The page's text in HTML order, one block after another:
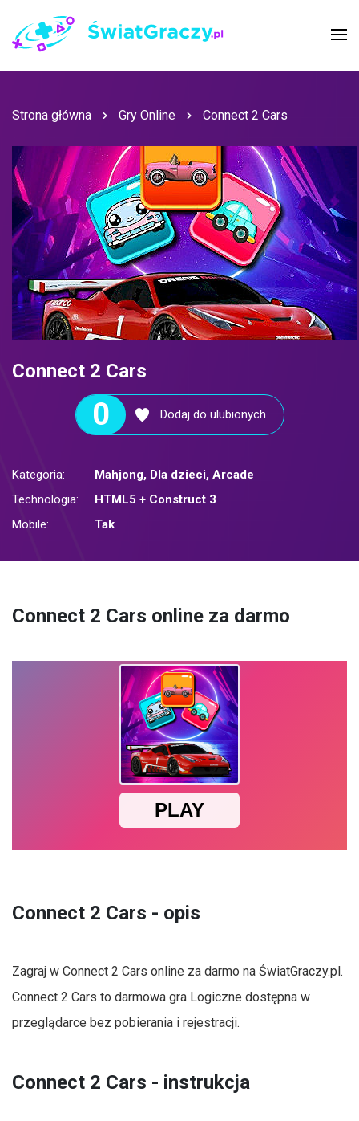
Strona główna Gry Online Connect 2 Cars
Connect 2 Cars
0 Dodaj do ulubionych
Kategoria: Mahjong, Dla dzieci, Arcade
Technologia:
HTML5 + Construct 3
Mobile:
Tak
Connect 2 Cars online za darmo
Connect 2 Cars - opis
Zagraj w Connect 2 Cars online za darmo na ŚwiatGraczy.pl.
Connect 2 Cars to darmowa gra Logiczne dostępna w
przeglądarce bez pobierania i rejestracji.
Connect 2 Cars - instrukcja